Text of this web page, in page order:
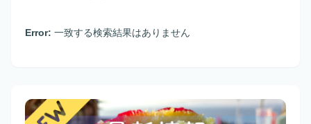
Error: 一致する検索結果はありません